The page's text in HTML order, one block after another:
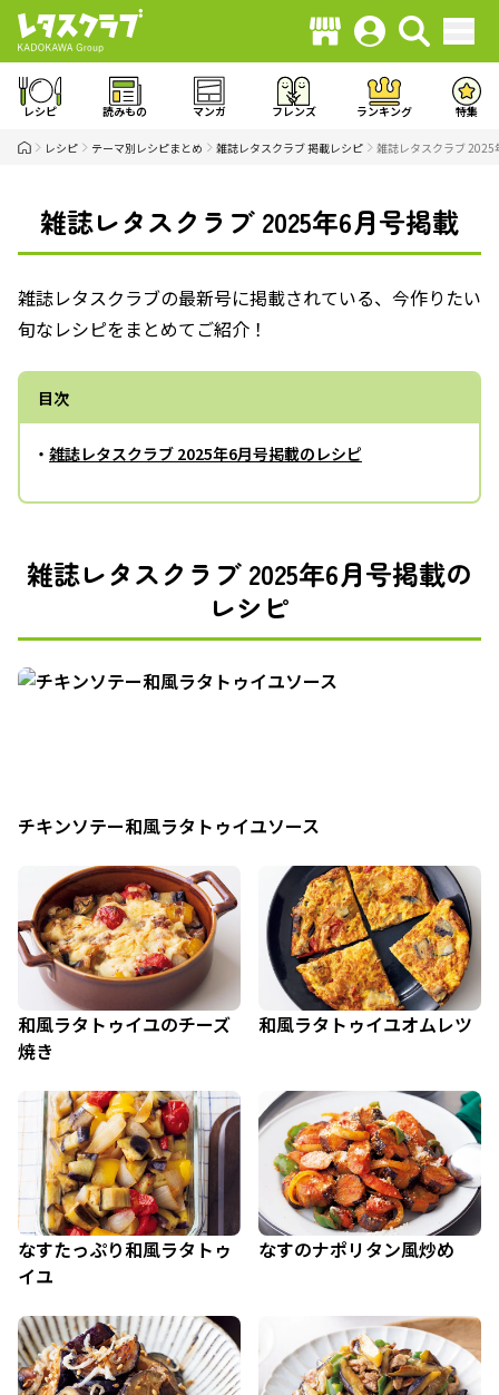
レシピ 読みもの マンガ フレンズ ランキング 特集
レシピ テーマ別レシピまとめ 雑誌レタスクラブ 掲載レシピ 雑誌レタスクラブ 2025
雑誌レタスクラブ 2025年6月号掲載
雑誌レタスクラブの最新号に掲載されている、今作りたい
旬なレシピをまとめてご紹介！
目次
・ 雑誌レタスクラブ 2025年6月号掲載のレシピ
雑誌レタスクラブ 2025年6月号掲載の
レシピ
チキンソテー和風ラタトゥイユソース
和風ラタトゥイユのチーズ
焼き
和風ラタトゥイユオムレツ
なすたっぷり和風ラタトゥ
イユ
なすのナポリタン風炒め